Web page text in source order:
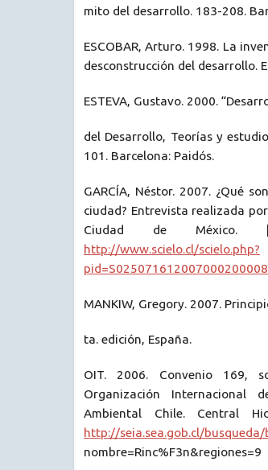
mito del desarrollo. 183-208.
ESCOBAR, Arturo. 1998. La
desconstrucción del desarrollo.
ESTEVA, Gustavo. 2000.
del Desarrollo, Teorías y
101. Barcelona: Paidós.
GARCÍA, Néstor. 2007. ¿Qué
ciudad? Entrevista realizada
Ciudad de México.
http://www.scielo.cl/scielo.php?
MANKIW, Gregory. 2007.
ta. edición, España.
OIT. 2006. Convenio 169,
Organización Internacional
Ambiental Chile. Central
http://seia.sea.gob.cl/
nombre=Rinc%F3n&regiones=9